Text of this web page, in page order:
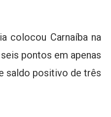
colocou Carnaíba na
pontos em apenas
saldo positivo de três